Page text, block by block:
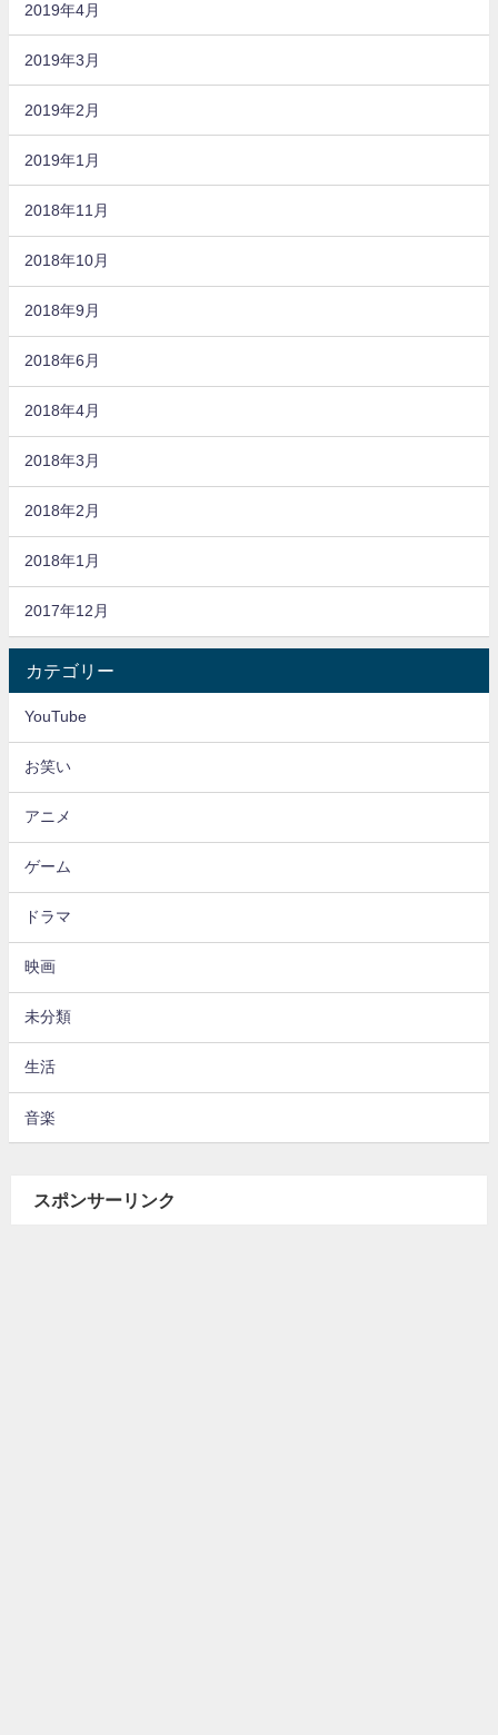
2019年4月
2019年3月
2019年2月
2019年1月
2018年11月
2018年10月
2018年9月
2018年6月
2018年4月
2018年3月
2018年2月
2018年1月
2017年12月
カテゴリー
YouTube
お笑い
アニメ
ゲーム
ドラマ
映画
未分類
生活
音楽
スポンサーリンク